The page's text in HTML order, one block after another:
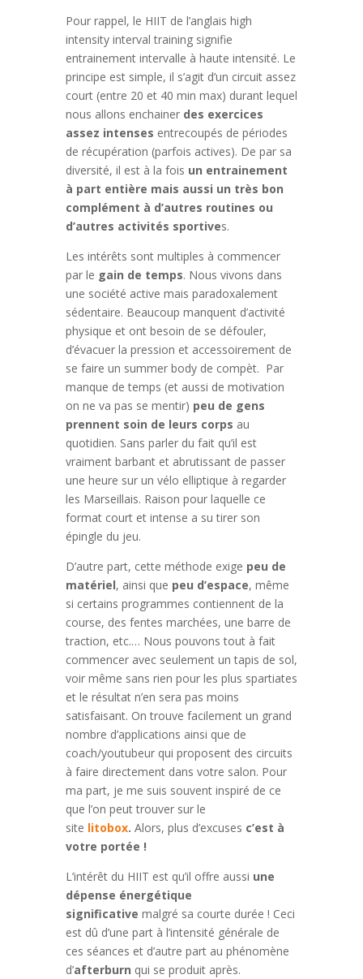
Pour rappel, le HIIT de l’anglais high
intensity interval training signifie
entrainement intervalle à haute intensité. Le
principe est simple, il s’agit d’un circuit assez
court (entre 20 et 40 min max) durant lequel
nous allons enchainer des exercices
assez intenses entrecoupés de périodes
de récupération (parfois actives). De par sa
diversité, il est à la fois un entrainement
à part entière mais aussi un très bon
complément à d’autres routines ou
d’autres activités sportives.
Les intérêts sont multiples à commencer
par le gain de temps. Nous vivons dans
une société active mais paradoxalement
sédentaire. Beaucoup manquent d’activité
physique et ont besoin de se défouler,
d’évacuer la pression et accessoirement de
se faire un summer body de compèt. Par
manque de temps (et aussi de motivation
on ne va pas se mentir) peu de gens
prennent soin de leurs corps au
quotidien. Sans parler du fait qu’il est
vraiment barbant et abrutissant de passer
une heure sur un vélo elliptique à regarder
les Marseillais. Raison pour laquelle ce
format court et intense a su tirer son
épingle du jeu.
D’autre part, cette méthode exige peu de
matériel, ainsi que peu d’espace, même
si certains programmes contiennent de la
course, des fentes marchées, une barre de
traction, etc.… Nous pouvons tout à fait
commencer avec seulement un tapis de sol,
voir même sans rien pour les plus spartiates
et le résultat n’en sera pas moins
satisfaisant. On trouve facilement un grand
nombre d’applications ainsi que de
coach/youtubeur qui proposent des circuits
à faire directement dans votre salon. Pour
ma part, je me suis souvent inspiré de ce
que l’on peut trouver sur le
site litobox. Alors, plus d’excuses c’est à
votre portée !
L’intérêt du HIIT est qu’il offre aussi une
dépense énergétique
significative malgré sa courte durée ! Ceci
est dû d’une part à l’intensité générale de
ces séances et d’autre part au phénomène
d’afterburn qui se produit après.